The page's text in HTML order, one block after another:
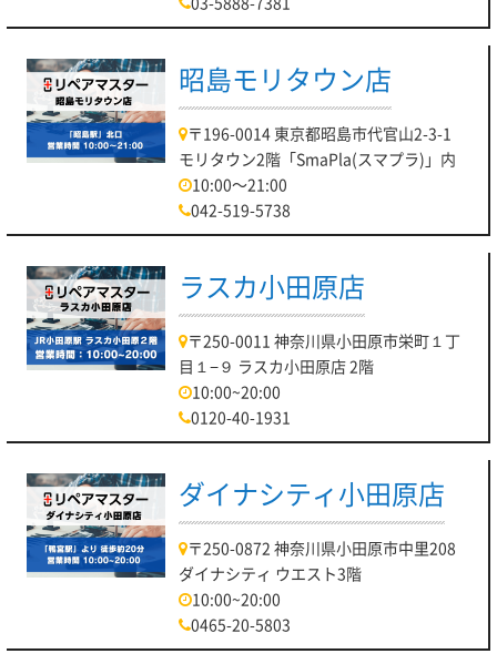
昭島モリタウン店
〒196-0014 東京都昭島市代官山2-3-1
モリタウン2階「SmaPla(スマプラ)」内
10:00～21:00
042-519-5738
ラスカ小田原店
〒250-0011 神奈川県小田原市栄町１丁
目１−９ ラスカ小田原店 2階
10:00~20:00
0120-40-1931
ダイナシティ小田原店
〒250-0872 神奈川県小田原市中里208
ダイナシティ ウエスト3階
10:00~20:00
0465-20-5803